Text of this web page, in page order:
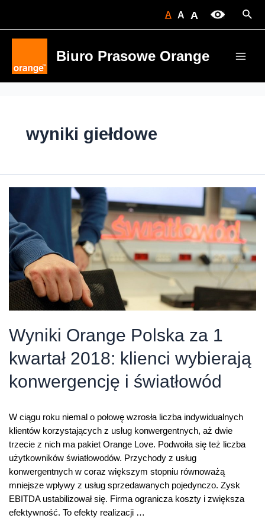
A A A
Biuro Prasowe Orange
wyniki giełdowe
Wyniki Orange Polska za 1
kwartał 2018: klienci wybierają
konwergencję i światłowód
W ciągu roku niemal o połowę wzrosła liczba indywidualnych
klientów korzystających z usług konwergentnych, aż dwie
trzecie z nich ma pakiet Orange Love. Podwoiła się też liczba
użytkowników światłowodów. Przychody z usług
konwergentnych w coraz większym stopniu równoważą
mniejsze wpływy z usług sprzedawanych pojedynczo. Zysk
EBITDA ustabilizował się. Firma ogranicza koszty i zwiększa
efektywność. To efekty realizacji …